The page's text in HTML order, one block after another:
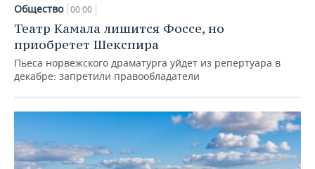
Общество 00:00
Театр Камала лишится Фоссе, но
приобретет Шекспира
Пьеса норвежского драматурга уйдет из репертуара в
декабре: запретили правообладатели